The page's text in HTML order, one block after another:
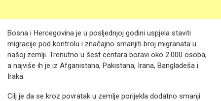
Bosna i Hercegovina je u posljednjoj godini uspjela staviti
migracije pod kontrolu i značajno smanjiti broj migranata u
našoj zemlji. Trenutno u šest centara boravi oko 2.000 osoba,
a najviše ih je iz Afganistana, Pakistana, Irana, Bangladeša i
Iraka.
Cilj je da se kroz povratak u zemlje porijekla dodatno smanji